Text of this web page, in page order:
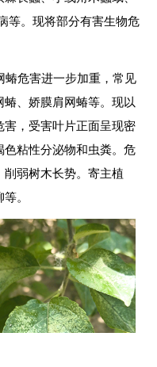
等。现将部分有害生物危
蝽危害进一步加重，常见
、娇膜肩网蝽等。现以
，受害叶片正面呈现密
粘性分泌物和虫粪。危
弱树木长势。寄主植
。